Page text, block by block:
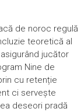
de noroc regulă
teoretică al
jucător
Nine de
cu retenție
ci servește
deseori pradă